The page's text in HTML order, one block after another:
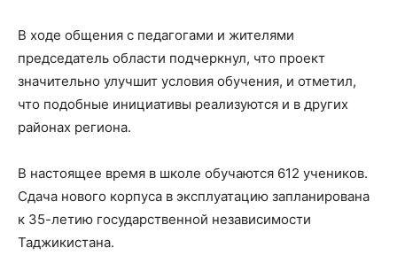
В ходе общения с педагогами и жителями
председатель области подчеркнул, что проект
значительно улучшит условия обучения, и отметил,
что подобные инициативы реализуются и в других
районах региона.
В настоящее время в школе обучаются 612 учеников.
Сдача нового корпуса в эксплуатацию запланирована
к 35-летию государственной независимости
Таджикистана.